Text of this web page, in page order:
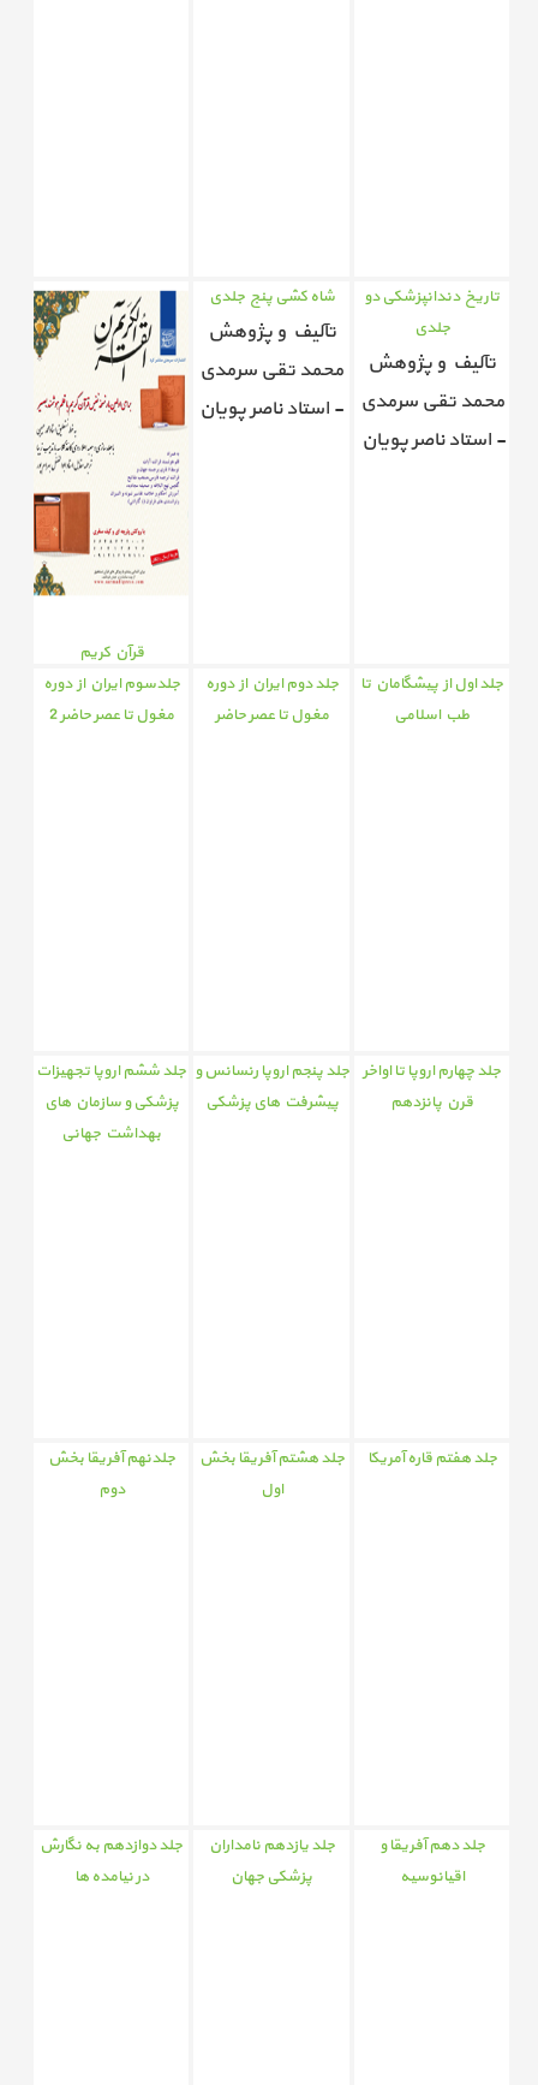
تاریخ دندانپزشکی دو
جلدی
تآلیف و پژوهش
محمد تقی سرمدی
- استاد ناصر پویان
شاه کشی پنج جلدی
تآلیف و پژوهش
محمد تقی سرمدی
- استاد ناصر پویان
قرآن کریم
برای اولین بار نسخه
نفیس قرآن کریم به خط
جلد اول از پیشگامان تا
طب اسلامی
جلد دوم ایران از دوره
مغول تا عصر حاضر
جلدسوم ایران از دوره
مغول تا عصر حاضر 2
جلد چهارم اروپا تا اواخر
قرن پانزدهم
جلد پنجم اروپا رنسانس و
پیشرفت های پزشکی
جلد ششم اروپا تجهیزات
پزشکی و سازمان های
بهداشت جهانی
جلد هفتم قاره آمریکا
جلد هشتم آفریقا بخش
اول
جلدنهم آفریقا بخش
دوم
جلد دهم آفریقا و
اقیانوسیه
جلد یازدهم نامداران
پزشکی جهان
جلد دوازدهم به نگارش
در نیامده ها